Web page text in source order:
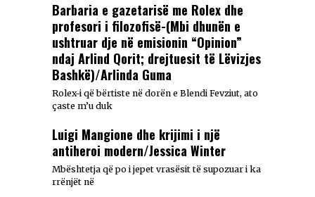
Barbaria e gazetarisë me Rolex dhe
profesori i filozofisë-(Mbi dhunën e
ushtruar dje në emisionin “Opinion”
ndaj Arlind Qorit; drejtuesit të Lëvizjes
Bashkë)/Arlinda Guma
Rolex-i që bërtiste në dorën e Blendi Fevziut, ato
çaste m’u duk
Luigi Mangione dhe krijimi i një
antiheroi modern/Jessica Winter
Mbështetja që po i jepet vrasësit të supozuar i ka
rrënjët në